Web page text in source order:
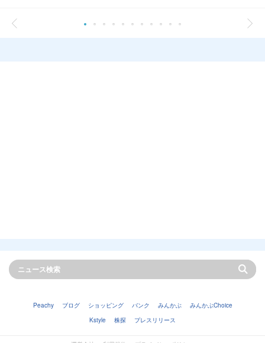
Peachy ブログ ショッピング バンク みんかぶ
みんかぶChoice
Kstyle
株探 プレスリリース